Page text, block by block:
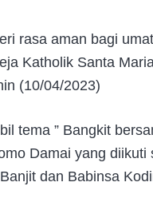
rasa aman bagi
Katholik Santa
(10/04/2023)
tema ” Bangkit
Damai yang
dan Babinsa